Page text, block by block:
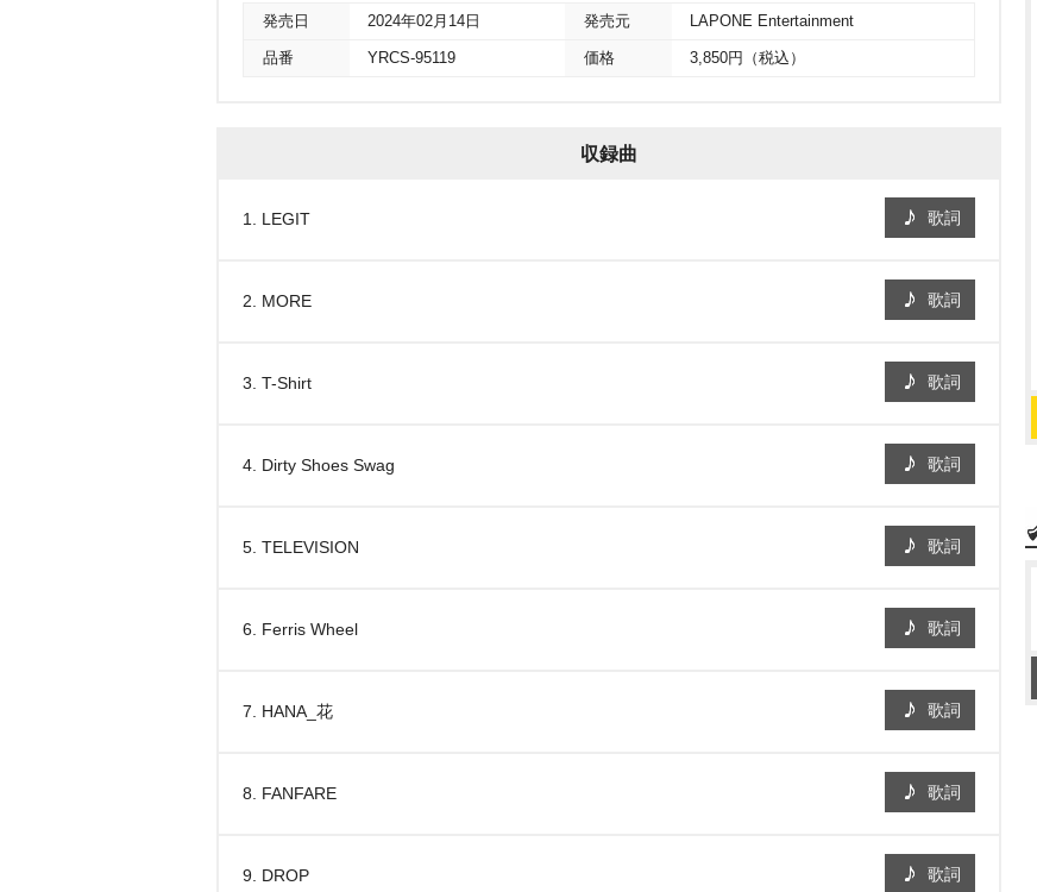
発売日 2024年02月14日 発売元 LAPONE Entertainment
品番 YRCS-95119 価格 3,850円（税込）
収録曲
1. LEGIT 歌詞
2. MORE 歌詞
3. T-Shirt 歌詞
4. Dirty Shoes Swag 歌詞
5. TELEVISION 歌詞
6. Ferris Wheel 歌詞
7. HANA_花 歌詞
8. FANFARE 歌詞
9. DROP 歌詞